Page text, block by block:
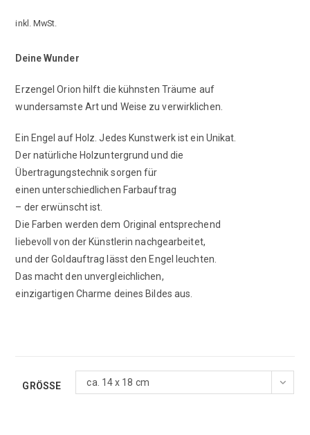
inkl. MwSt.
Deine Wunder
Erzengel Orion hilft die kühnsten Träume auf
wundersamste Art und Weise zu verwirklichen.
Ein Engel auf Holz. Jedes Kunstwerk ist ein Unikat.
Der natürliche Holzuntergrund und die
Übertragungstechnik sorgen für
einen unterschiedlichen Farbauftrag
­– der erwünscht ist.
Die Farben werden dem Original entsprechend
liebevoll von der Künstlerin nachgearbeitet,
und der Goldauftrag lässt den Engel leuchten.
Das macht den unvergleichlichen,
einzigartigen Charme deines Bildes aus.
GRÖSSE ca. 14 x 18 cm